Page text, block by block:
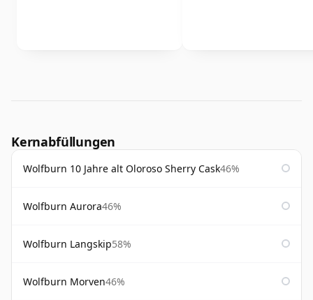
Kernabfüllungen
Wolfburn 10 Jahre alt Oloroso Sherry Cask46%
Wolfburn Aurora46%
Wolfburn Langskip58%
Wolfburn Morven46%